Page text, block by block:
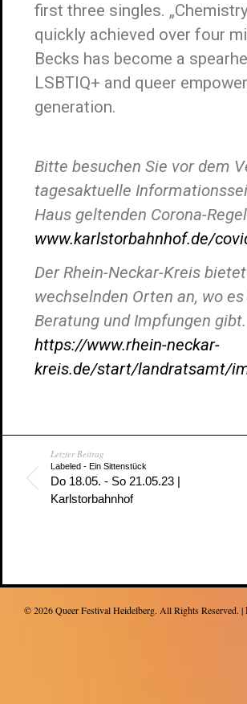
first three singles.
quickly achieved over four
Becks has become a
LSBTIQ+ and queer
generation.
Bitte besuchen Sie vor dem
tagesaktuelle
Haus geltenden Corona-
www.karlstorbahnhof.de/
Der Rhein-Neckar-Kreis
wechselnden Orten an, wo
Beratung und Impfungen
https://www.rhein-neckar-
kreis.de/start/landratsamt/
Letzter Beitrag
Labeled - Ein Sittenstück
Do 18.05. - So 21.05.23 |
Karlstorbahnhof
© 2026Queer Festival Heidelberg. All Rights Reserved. |